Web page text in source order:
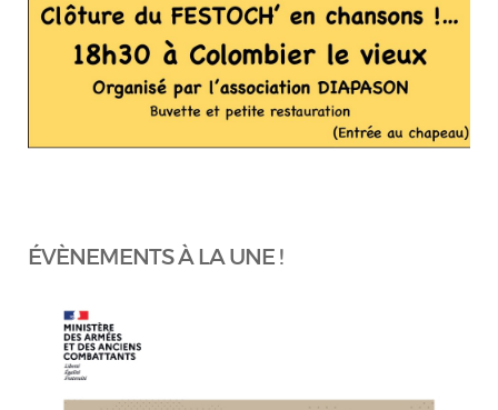
ÉVÈNEMENTS À LA UNE !